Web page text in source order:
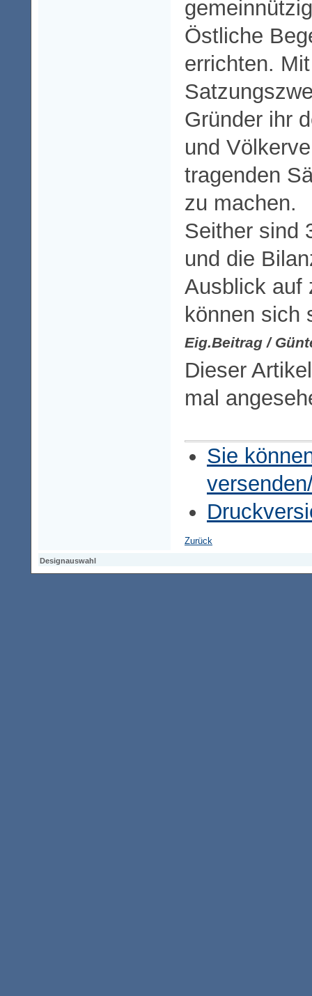
Östliche
errichten.
Gründer ihr
und
tragenden
zu machen.
Seither sind
und die
Ausblick auf
können sich
Eig.Beitrag /
Dieser
mal
Sie
Zurück
Designauswahl
Designauswahl